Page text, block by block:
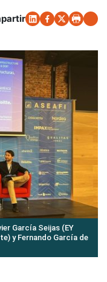
García Seijas (EY
y Fernando García de